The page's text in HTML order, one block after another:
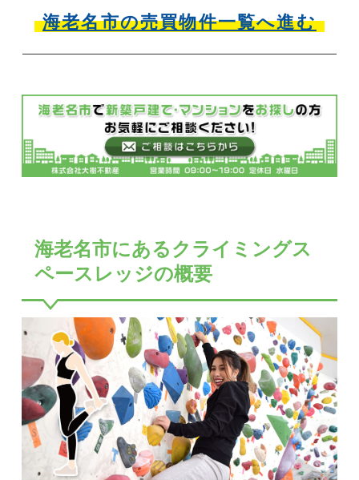
海老名市の売買物件一覧へ進む
海老名市にあるクライミングス
ペースレッジの概要